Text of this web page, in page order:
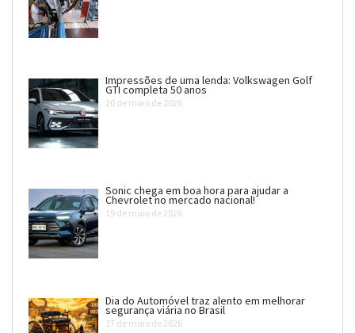
Impressões de uma lenda: Volkswagen Golf
GTI completa 50 anos
20 de maio de 2026
Sonic chega em boa hora para ajudar a
Chevrolet no mercado nacional!
19 de maio de 2026
Dia do Automóvel traz alento em melhorar
segurança viária no Brasil
17 de maio de 2026